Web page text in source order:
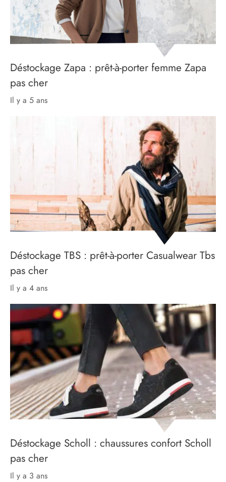
Déstockage Zapa : prêt-à-porter femme Zapa
pas cher
il y a 5 ans
Déstockage TBS : prêt-à-porter Casualwear Tbs
pas cher
il y a 4 ans
Déstockage Scholl : chaussures confort Scholl
pas cher
il y a 3 ans